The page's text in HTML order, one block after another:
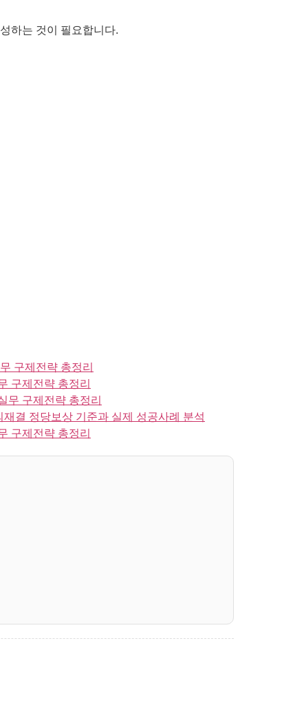
하는 것이 필요합니다.
구제전략 총정리
구제전략 총정리
무 구제전략 총정리
결 정당보상 기준과 실제 성공사례 분석
구제전략 총정리